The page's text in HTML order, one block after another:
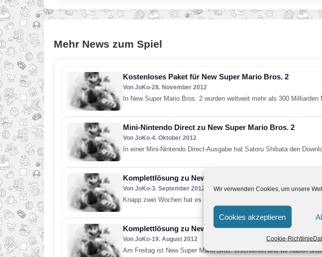
Wir verwenden Cookies, um unsere
Cookies akzeptieren
Cookie-Richtlinie
Mehr News zum Spiel
Kostenloses Paket für New Super Mario Bros. 2
Von JoKo•28. November 2012
In New Super Mario Bros. 2 wurden weltweit mehr als 300
Mini-Nintendo Direct zu New Super Mario Bros. 2
Von JoKo•4. Oktober 2012
In einer Mini-Nintendo Direct-Ausgabe hat Satoru Shibata den
Komplettlösung zu New Super Mario Bros. 2 beendet
Von JoKo•3. September 2012
Knapp zwei Wochen hat es gedauert, doch nun ist unsere
Komplettlösung zu New Super Mario Bros. 2 wächst
Von JoKo•19. August 2012
Am Freitag ist New Super Mario Bros. erschienen und wir haben